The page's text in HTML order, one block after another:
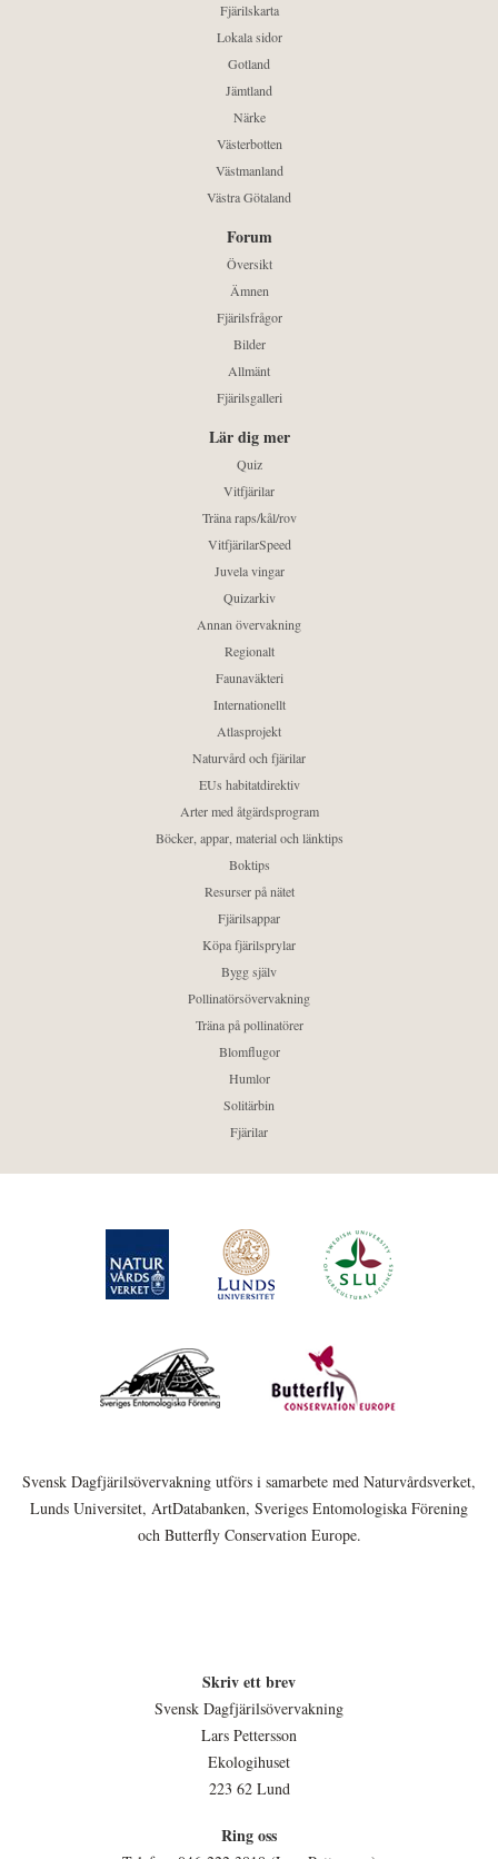
Fjärilskarta
Lokala sidor
Gotland
Jämtland
Närke
Västerbotten
Västmanland
Västra Götaland
Forum
Översikt
Ämnen
Fjärilsfrågor
Bilder
Allmänt
Fjärilsgalleri
Lär dig mer
Quiz
Vitfjärilar
Träna raps/kål/rov
VitfjärilarSpeed
Juvela vingar
Quizarkiv
Annan övervakning
Regionalt
Faunaväkteri
Internationellt
Atlasprojekt
Naturvård och fjärilar
EUs habitatdirektiv
Arter med åtgärdsprogram
Böcker, appar, material och länktips
Boktips
Resurser på nätet
Fjärilsappar
Köpa fjärilsprylar
Bygg själv
Pollinatörsövervakning
Träna på pollinatörer
Blomflugor
Humlor
Solitärbin
Fjärilar
Svensk Dagfjärilsövervakning utförs i samarbete med Naturvårdsverket,
Lunds Universitet, ArtDatabanken, Sveriges Entomologiska Förening
och Butterfly Conservation Europe.
Skriv ett brev
Svensk Dagfjärilsövervakning
Lars Pettersson
Ekologihuset
223 62 Lund
Ring oss